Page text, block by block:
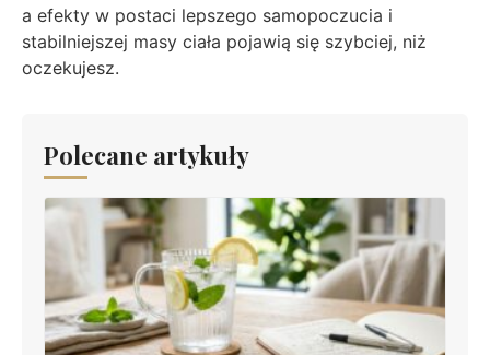
a efekty w postaci lepszego samopoczucia i
stabilniejszej masy ciała pojawią się szybciej, niż
oczekujesz.
Polecane artykuły